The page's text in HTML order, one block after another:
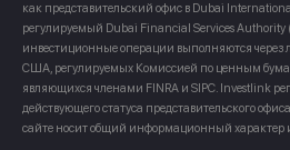
как представительский офис в Dubai
регулируемый Dubai Financial Services Authority
инвестиционные операции выполняются через
США, регулируемых Комиссией по ценным
являющихся членами FINRA и SIPC. Investlink
действующего статуса представительского
сайте носит общий информационный характер